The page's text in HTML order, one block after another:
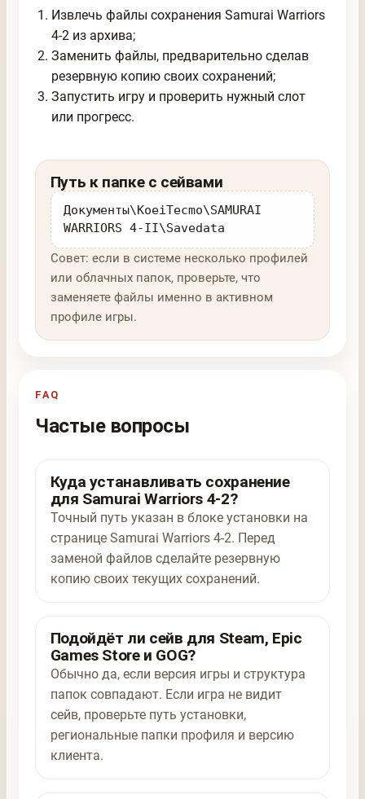
Извлечь файлы сохранения Samurai Warriors
4-2 из архива;
Заменить файлы, предварительно сделав
резервную копию своих сохранений;
Запустить игру и проверить нужный слот
или прогресс.
Путь к папке с сейвами
Документы\KoeiTecmo\SAMURAI
WARRIORS 4-II\Savedata
Совет: если в системе несколько профилей
или облачных папок, проверьте, что
заменяете файлы именно в активном
профиле игры.
FAQ
Частые вопросы
Куда устанавливать сохранение
для Samurai Warriors 4-2?
Точный путь указан в блоке установки на
странице Samurai Warriors 4-2. Перед
заменой файлов сделайте резервную
копию своих текущих сохранений.
Подойдёт ли сейв для Steam, Epic
Games Store и GOG?
Обычно да, если версия игры и структура
папок совпадают. Если игра не видит
сейв, проверьте путь установки,
региональные папки профиля и версию
клиента.